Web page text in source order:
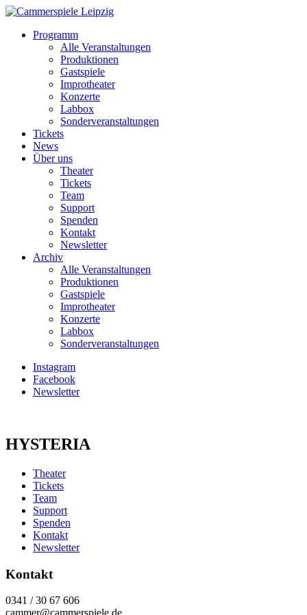
Programm
Alle Veranstaltungen
Produktionen
Gastspiele
Improtheater
Konzerte
Labbox
Sonderveranstaltungen
Tickets
News
Über uns
Theater
Tickets
Team
Support
Spenden
Kontakt
Newsletter
Archiv
Alle Veranstaltungen
Produktionen
Gastspiele
Improtheater
Konzerte
Labbox
Sonderveranstaltungen
Instagram
Facebook
Newsletter
HYSTERIA
Theater
Tickets
Team
Support
Spenden
Kontakt
Newsletter
Kontakt
0341 / 30 67 606